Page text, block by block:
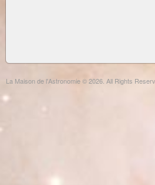
La Maison de l'Astronomie © 2026. All Rights